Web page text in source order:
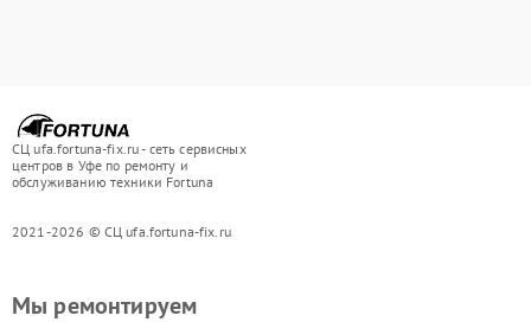
СЦ ufa.fortuna-fix.ru - сеть сервисных
центров в Уфе по ремонту и
обслуживанию техники Fortuna
2021-2026 © СЦ ufa.fortuna-fix.ru
Мы ремонтируем